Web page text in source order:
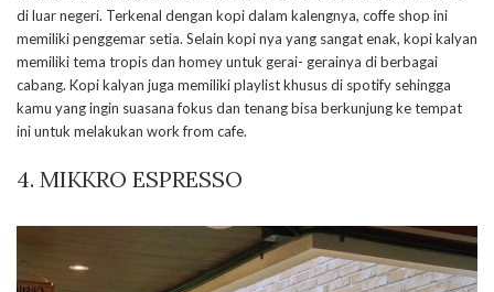
di luar negeri. Terkenal dengan kopi dalam kalengnya, coffe shop ini
memiliki penggemar setia. Selain kopi nya yang sangat enak, kopi kalyan
memiliki tema tropis dan homey untuk gerai- gerainya di berbagai
cabang. Kopi kalyan juga memiliki playlist khusus di spotify sehingga
kamu yang ingin suasana fokus dan tenang bisa berkunjung ke tempat
ini untuk melakukan work from cafe.
4. MIKKRO ESPRESSO